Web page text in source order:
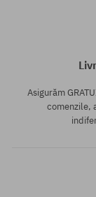
Asigurăm
comenzile,